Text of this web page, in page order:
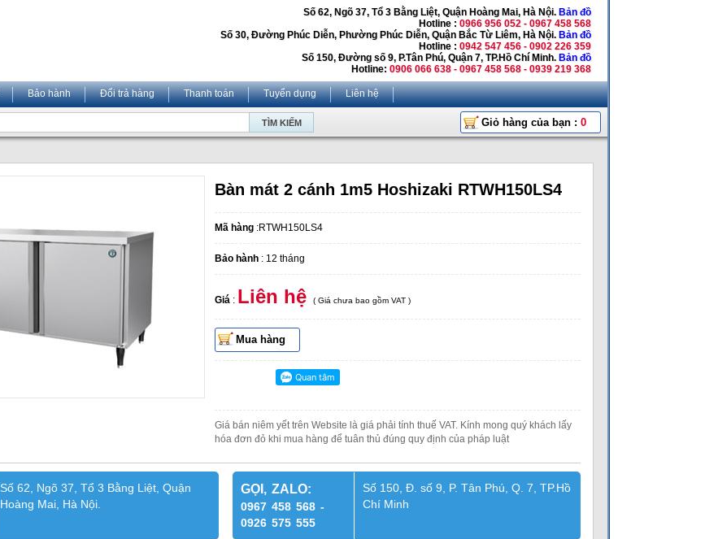
Số 62, Ngõ 37, Tổ 3 Bằng Liệt, Quận Hoàng Mai, Hà Nội. Bản đồ
Hotline : 0966 956 052 - 0967 458 568
Số 30, Đường Phúc Diễn, Phường Phúc Diễn, Quận Bắc Từ Liêm, Hà Nội. Bản đồ
Hotline : 0942 547 456 - 0902 226 359
Số 150, Đường số 9, P.Tân Phú, Quận 7, TP.Hồ Chí Minh. Bản đồ
Hotline: 0906 066 638 - 0967 458 568 - 0939 219 368
Bảo hành Đổi trả hàng Thanh toán Tuyển dụng Liên hệ
Giỏ hàng của bạn : 0
Bàn mát 2 cánh 1m5 Hoshizaki RTWH150LS4
Mã hàng :RTWH150LS4
Bảo hành : 12 tháng
Giá : Liên hệ ( Giá chưa bao gồm VAT )
Mua hàng
Giá bán niêm yết trên Website là giá phải tính thuế VAT. Kính mong quý khách lấy
hóa đơn đỏ khi mua hàng để tuân thủ đúng quy định của pháp luật
Số 62, Ngõ 37, Tổ 3 Bằng Liệt, Quận
Hoàng Mai, Hà Nội.
GỌI, ZALO:
0967 458 568 -
0926 575 555
Số 150, Đ. số 9, P. Tân Phú, Q. 7, TP.Hồ
Chí Minh